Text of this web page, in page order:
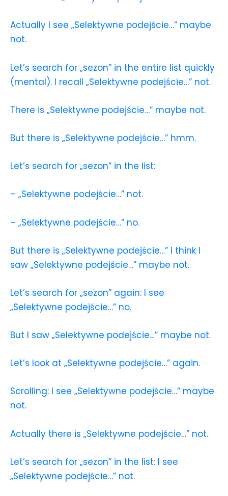
Actually I see „Selektywne podejście…” maybe
not.
Let’s search for „sezon” in the entire list quickly
(mental). I recall „Selektywne podejście…” not.
There is „Selektywne podejście…” maybe not.
But there is „Selektywne podejście…” hmm.
Let’s search for „sezon” in the list:
– „Selektywne podejście…” not.
– „Selektywne podejście…” no.
But there is „Selektywne podejście…” I think I
saw „Selektywne podejście…” maybe not.
Let’s search for „sezon” again: I see
„Selektywne podejście…” no.
But I saw „Selektywne podejście…” maybe not.
Let’s look at „Selektywne podejście…” again.
Scrolling: I see „Selektywne podejście…” maybe
not.
Actually there is „Selektywne podejście…” not.
Let’s search for „sezon” in the list: I see
„Selektywne podejście…” not.